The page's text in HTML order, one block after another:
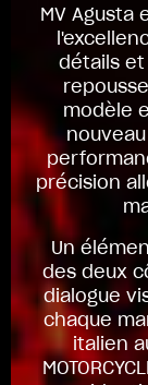
MV Agusta
détails
modèle
précision
Un
des deux
dialogue
chaque
italien